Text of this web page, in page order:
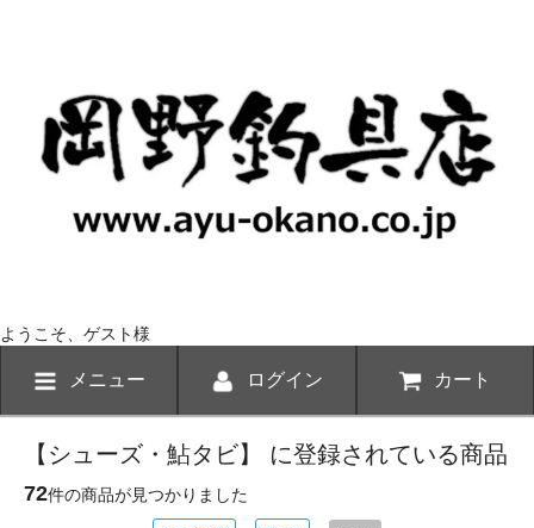
ようこそ、ゲスト様
メニュー ログイン カート
【シューズ・鮎タビ】 に登録されている商品
72件の商品が見つかりました